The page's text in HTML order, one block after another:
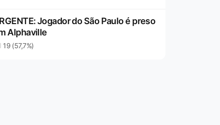
Jogador do São Paulo é preso
Alphaville
19 (57,7%)